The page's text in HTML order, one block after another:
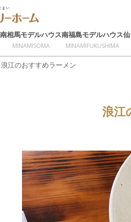
南相馬モデルハウス
MINAMISOMA
南福島モデルハウス
MINAMIFUKUSHIMA
浪江のおすすめラーメン
浪江